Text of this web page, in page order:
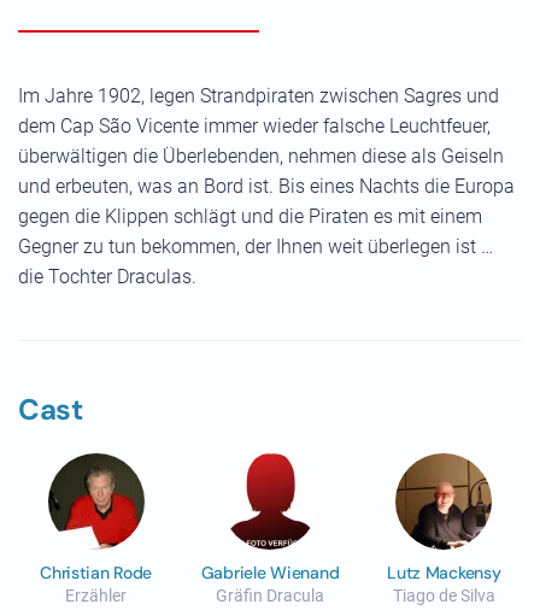
Im Jahre 1902, legen Strandpiraten zwischen Sagres und
dem Cap São Vicente immer wieder falsche Leuchtfeuer,
überwältigen die Überlebenden, nehmen diese als Geiseln
und erbeuten, was an Bord ist. Bis eines Nachts die Europa
gegen die Klippen schlägt und die Piraten es mit einem
Gegner zu tun bekommen, der Ihnen weit überlegen ist …
die Tochter Draculas.
Cast
Christian Rode
Erzähler
Gabriele Wienand
Gräfin Dracula
Lutz Mackensy
Tiago de Silva